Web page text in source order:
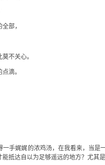
部，
不关心。
滴。
手娓娓的浓鸡汤，在我看来，当
抵达自以为足够遥远的地方？尤其